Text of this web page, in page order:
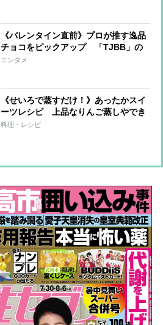
《バレンタイン直前》プロが推す逸品
チョコをピックアップ 「TJBB」の
宇原雄飛＆古嶋滝がファンに贈りたい
エンタメ
《せいろで蒸すだけ！》あったかスイ
ーツレシピ 上品なりんご蒸しやでき
立て蒸しパンならではのふわふわ食
料理・レシピ